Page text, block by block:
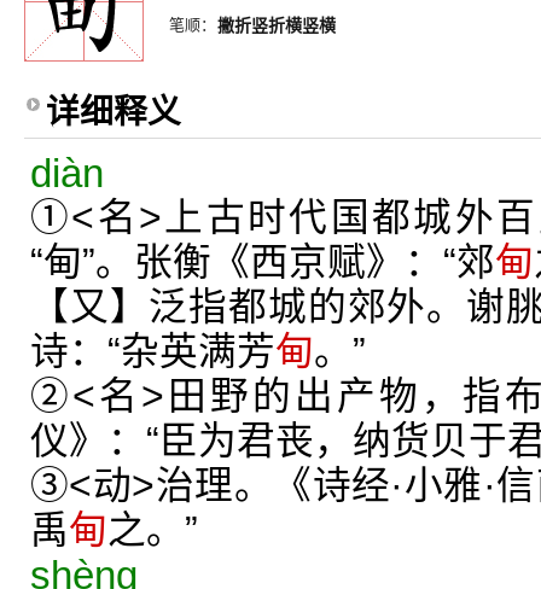
笔顺： 撇折竖折横竖横
详细释义
diàn
①<名>上古时代国都城外百
“甸”。张衡《西京赋》：“郊甸
【又】泛指都城的郊外。谢
诗：“杂英满芳甸。”
②<名>田野的出产物，指
仪》：“臣为君丧，纳货贝于
③<动>治理。《诗经·小雅·
禹甸之。”
shèng